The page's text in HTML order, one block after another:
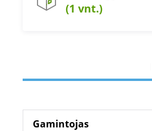
(1 vnt.)
Gamintojas